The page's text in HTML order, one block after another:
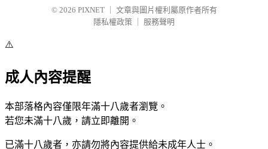
© 2026 PIXNET
文章與圖片權利屬原作者所有
隱私權政策
服務聲明
⚠️
成人內容提醒
本部落格內容僅限年滿十八歲者瀏覽。
若您未滿十八歲，請立即離開。
已滿十八歲者，亦請勿將內容提供給未成年人士。